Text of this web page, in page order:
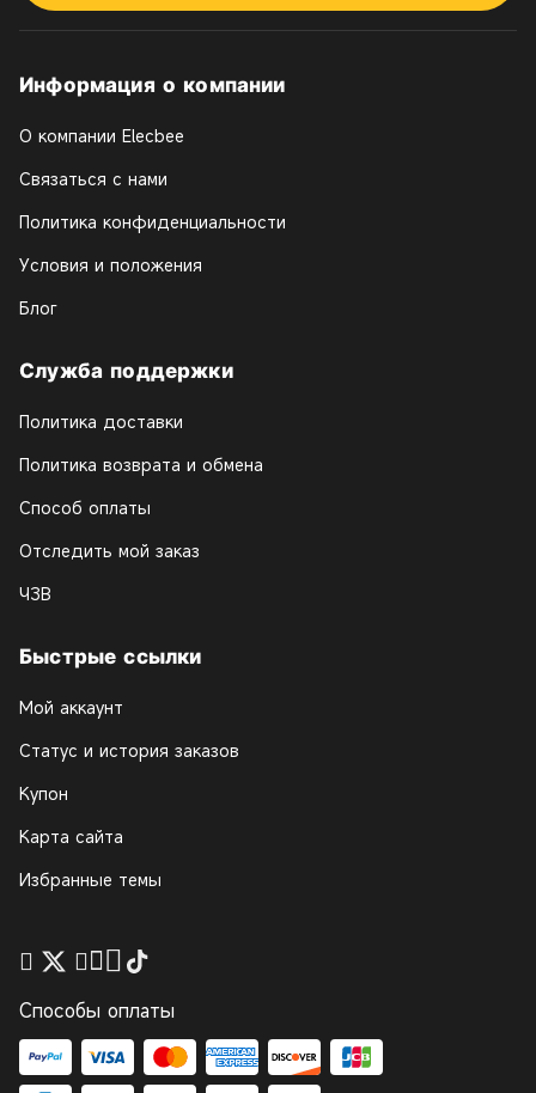
Информация о компании
О компании Elecbee
Связаться с нами
Политика конфиденциальности
Условия и положения
Блог
Служба поддержки
Политика доставки
Политика возврата и обмена
Способ оплаты
Отследить мой заказ
ЧЗВ
Быстрые ссылки
Мой аккаунт
Статус и история заказов
Купон
Карта сайта
Избранные темы
Способы оплаты